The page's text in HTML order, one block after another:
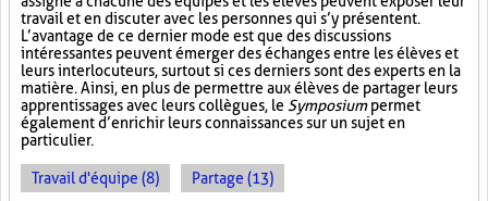
travail et en discuter avec les personnes qui s’y présentent.
L’avantage de ce dernier mode est que des discussions
intéressantes peuvent émerger des échanges entre les élèves et
leurs interlocuteurs, surtout si ces derniers sont des experts en la
matière. Ainsi, en plus de permettre aux élèves de partager leurs
apprentissages avec leurs collègues, le Symposiumpermet
également d’enrichir leurs connaissances sur un sujet en
particulier.
Travail d'équipe (8) Partage (13)